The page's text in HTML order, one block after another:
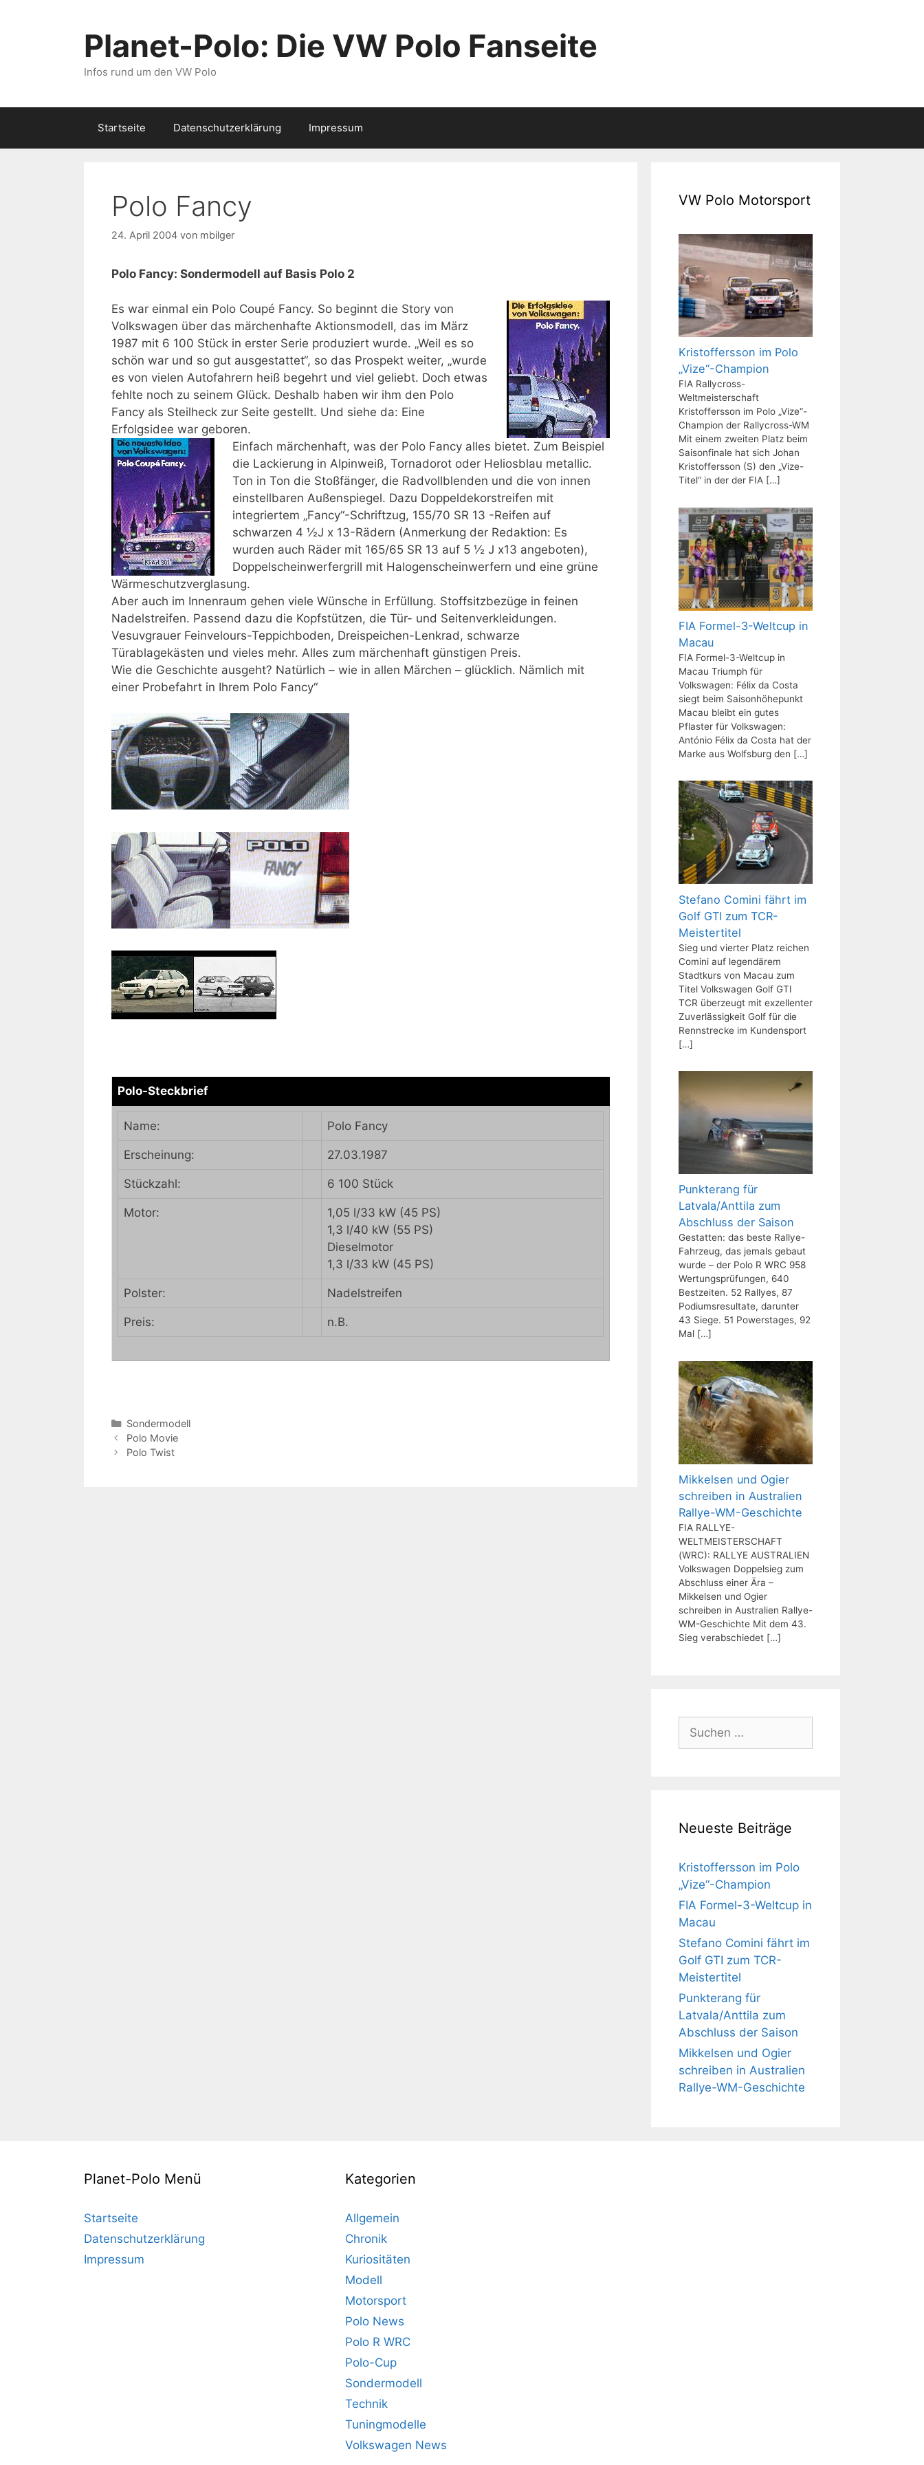
Planet-Polo: Die VW Polo Fanseite
Infos rund um den VW Polo
Startseite Datenschutzerklärung Impressum
Polo Fancy
24. April 2004 von mbilger
Polo Fancy: Sondermodell auf Basis Polo 2
Es war einmal ein Polo Coupé Fancy. So beginnt die Story von
Volkswagen über das märchenhafte Aktionsmodell, das im März
1987 mit 6 100 Stück in erster Serie produziert wurde. „Weil es so
schön war und so gut ausgestattet“, so das Prospekt weiter, „wurde
es von vielen Autofahrern heiß begehrt und viel geliebt. Doch etwas
fehlte noch zu seinem Glück. Deshalb haben wir ihm den Polo
Fancy als Steilheck zur Seite gestellt. Und siehe da: Eine
Erfolgsidee war geboren.
Einfach märchenhaft, was der Polo Fancy alles bietet. Zum Beispiel
die Lackierung in Alpinweiß, Tornadorot oder Heliosblau metallic.
Ton in Ton die Stoßfänger, die Radvollblenden und die von innen
einstellbaren Außenspiegel. Dazu Doppeldekorstreifen mit
integriertem „Fancy“-Schriftzug, 155/70 SR 13 -Reifen auf
schwarzen 4 ½J x 13-Rädern (Anmerkung der Redaktion: Es
wurden auch Räder mit 165/65 SR 13 auf 5 ½ J x13 angeboten),
Doppelscheinwerfergrill mit Halogenscheinwerfern und eine grüne
Wärmeschutzverglasung.
Aber auch im Innenraum gehen viele Wünsche in Erfüllung. Stoffsitzbezüge in feinen
Nadelstreifen. Passend dazu die Kopfstützen, die Tür- und Seitenverkleidungen.
Vesuvgrauer Feinvelours-Teppichboden, Dreispeichen-Lenkrad, schwarze
Türablagekästen und vieles mehr. Alles zum märchenhaft günstigen Preis.
Wie die Geschichte ausgeht? Natürlich – wie in allen Märchen – glücklich. Nämlich mit
einer Probefahrt in Ihrem Polo Fancy“
Polo-Steckbrief
Name: Polo Fancy
Erscheinung: 27.03.1987
Stückzahl: 6 100 Stück
Motor:
1,05 l/33 kW (45 PS)
1,3 l/40 kW (55 PS)
Dieselmotor
1,3 l/33 kW (45 PS)
Polster: Nadelstreifen
Preis: n.B.
Kategorien
Sondermodell
Polo Movie
Polo Twist
VW Polo Motorsport
Kristoffersson im Polo
„Vize“-Champion
FIA Rallycross-
Weltmeisterschaft
Kristoffersson im Polo „Vize“-
Champion der Rallycross-WM
Mit einem zweiten Platz beim
Saisonfinale hat sich Johan
Kristoffersson (S) den „Vize-
Titel“ in der der FIA […]
FIA Formel-3-Weltcup in
Macau
FIA Formel-3-Weltcup in
Macau Triumph für
Volkswagen: Félix da Costa
siegt beim Saisonhöhepunkt
Macau bleibt ein gutes
Pflaster für Volkswagen:
António Félix da Costa hat der
Marke aus Wolfsburg den […]
Stefano Comini fährt im
Golf GTI zum TCR-
Meistertitel
Sieg und vierter Platz reichen
Comini auf legendärem
Stadtkurs von Macau zum
Titel Volkswagen Golf GTI
TCR überzeugt mit exzellenter
Zuverlässigkeit Golf für die
Rennstrecke im Kundensport
[…]
Punkterang für
Latvala/Anttila zum
Abschluss der Saison
Gestatten: das beste Rallye-
Fahrzeug, das jemals gebaut
wurde – der Polo R WRC 958
Wertungsprüfungen, 640
Bestzeiten. 52 Rallyes, 87
Podiumsresultate, darunter
43 Siege. 51 Powerstages, 92
Mal […]
Mikkelsen und Ogier
schreiben in Australien
Rallye-WM-Geschichte
FIA RALLYE-
WELTMEISTERSCHAFT
(WRC): RALLYE AUSTRALIEN
Volkswagen Doppelsieg zum
Abschluss einer Ära –
Mikkelsen und Ogier
schreiben in Australien Rallye-
WM-Geschichte Mit dem 43.
Sieg verabschiedet […]
nach:
Neueste Beiträge
Kristoffersson im Polo
„Vize“-Champion
FIA Formel-3-Weltcup in
Macau
Stefano Comini fährt im
Golf GTI zum TCR-
Meistertitel
Punkterang für
Latvala/Anttila zum
Abschluss der Saison
Mikkelsen und Ogier
schreiben in Australien
Rallye-WM-Geschichte
Planet-Polo Menü
Startseite
Datenschutzerklärung
Impressum
Kategorien
Allgemein
Chronik
Kuriositäten
Modell
Motorsport
Polo News
Polo R WRC
Polo-Cup
Sondermodell
Technik
Tuningmodelle
Volkswagen News